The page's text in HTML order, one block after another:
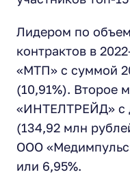
Лидером по
контрактов в
«МТП» с суммой
(10,91%). Второе
«ИНТЕЛТРЕЙД» с
(134,92 млн
ООО
или 6,95%.